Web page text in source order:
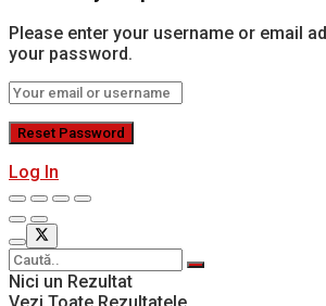
Please enter your username or email
your password.
Log In
Nici un Rezultat
Vezi Toate Rezultatele